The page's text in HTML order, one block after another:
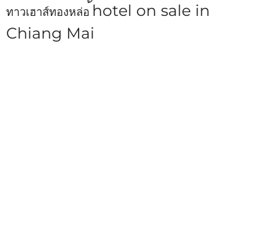
ทาวเฮาส์ทองหล่อ ้hotel on sale in
Chiang Mai